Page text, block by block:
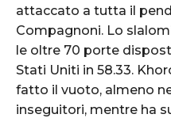
attaccato a tutta il
Compagnoni. Lo
le oltre 70 porte
Stati Uniti in 58.33.
fatto il vuoto, almeno
inseguitori, mentre ha